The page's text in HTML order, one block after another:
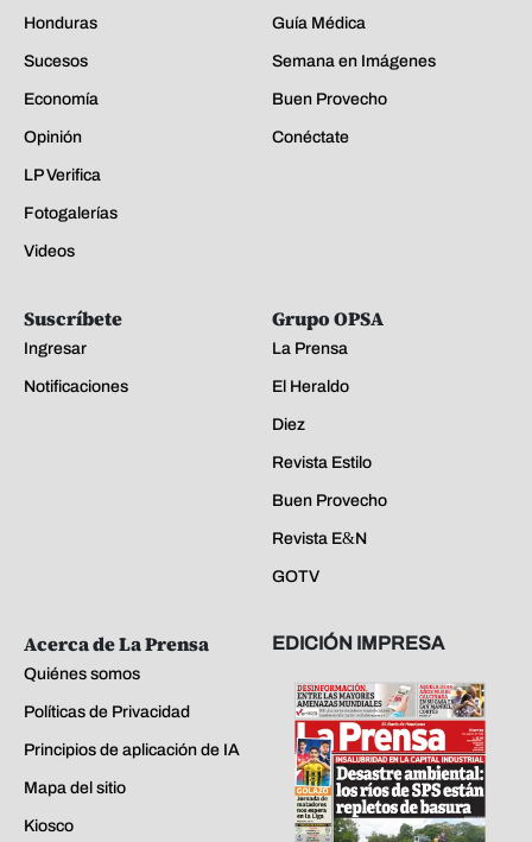
Honduras
Sucesos
Economía
Opinión
LP Verifica
Fotogalerías
Videos
Guía Médica
Semana en Imágenes
Buen Provecho
Conéctate
Suscríbete
Ingresar
Notificaciones
Grupo OPSA
La Prensa
El Heraldo
Diez
Revista Estilo
Buen Provecho
Revista E&N
GOTV
Acerca de La Prensa
Quiénes somos
Políticas de Privacidad
Principios de aplicación de IA
Mapa del sitio
Kiosco
EDICIÓN IMPRESA